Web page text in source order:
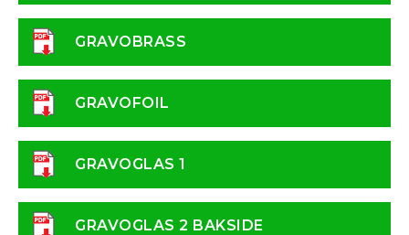
GRAVOBRASS
GRAVOFOIL
GRAVOGLAS 1
GRAVOGLAS 2 BAKSIDE